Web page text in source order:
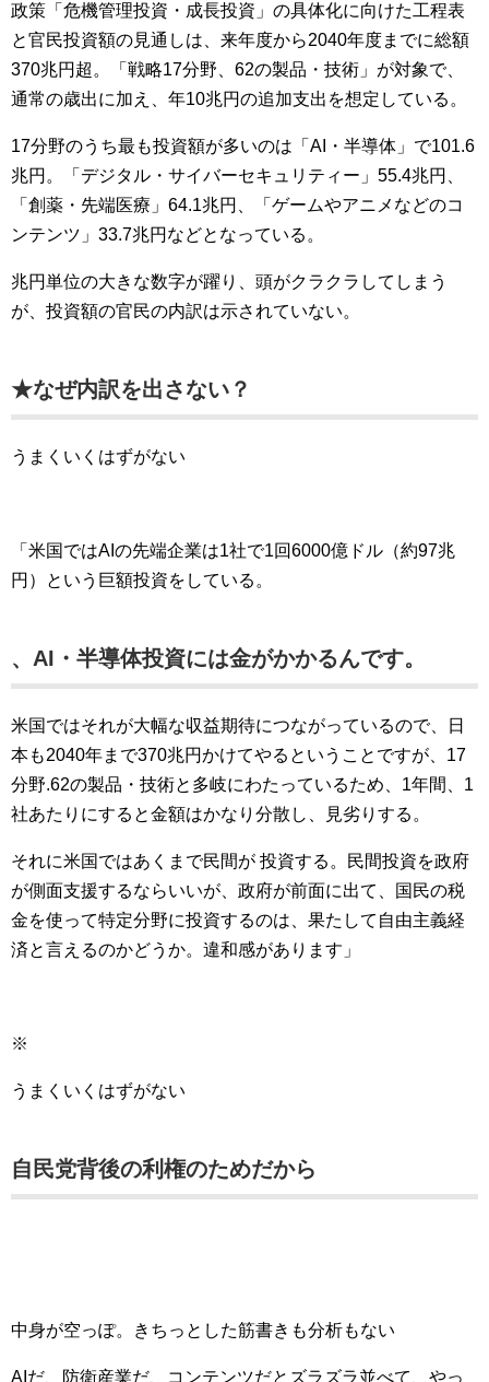
政策「危機管理投資・成長投資」の具体化に向けた工程表
と官民投資額の見通しは、来年度から2040年度までに総額
370兆円超。「戦略17分野、62の製品・技術」が対象で、
通常の歳出に加え、年10兆円の追加支出を想定している。
17分野のうち最も投資額が多いのは「AI・半導体」で101.6
兆円。「デジタル・サイバーセキュリティー」55.4兆円、
「創薬・先端医療」64.1兆円、「ゲームやアニメなどのコ
ンテンツ」33.7兆円などとなっている。
兆円単位の大きな数字が躍り、頭がクラクラしてしまう
が、投資額の官民の内訳は示されていない。
★なぜ内訳を出さない？
うまくいくはずがない
「米国ではAIの先端企業は1社で1回6000億ドル（約97兆
円）という巨額投資をしている。
、AI・半導体投資には金がかかるんです。
米国ではそれが大幅な収益期待につながっているので、日
本も2040年まで370兆円かけてやるということですが、17
分野.62の製品・技術と多岐にわたっているため、1年間、1
社あたりにすると金額はかなり分散し、見劣りする。
それに米国ではあくまで民間が 投資する。民間投資を政府
が側面支援するならいいが、政府が前面に出て、国民の税
金を使って特定分野に投資するのは、果たして自由主義経
済と言えるのかどうか。違和感があります」
※
うまくいくはずがない
自民党背後の利権のためだから
中身が空っぽ。きちっとした筋書きも分析もない
AIだ、防衛産業だ、コンテンツだとズラズラ並べて、やっ